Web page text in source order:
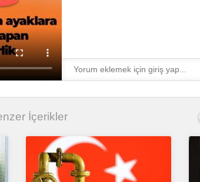
İçerikler